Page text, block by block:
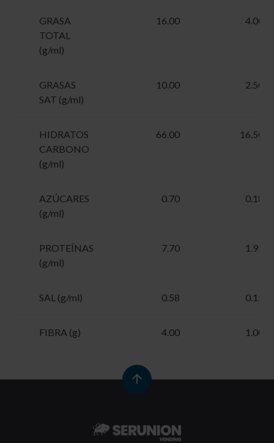
GRASA
TOTAL
(g/ml)
16.00 4.00
GRASAS
SAT (g/ml)
10.00 2.50
HIDRATOS
CARBONO
(g/ml)
66.00 16.50
AZÚCARES
(g/ml)
0.70 0.18
PROTEÍNAS
(g/ml)
7.70 1.93
SAL (g/ml) 0.58 0.15
FIBRA (g) 4.00 1.00